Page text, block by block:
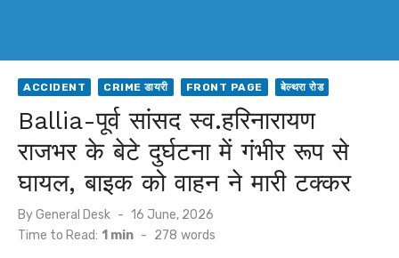
ACCIDENT CRIME डायरी FRONT PAGE बेल्थरा रोड
Ballia-पूर्व सांसद स्व.हरिनारायण
राजभर के बेटे दुर्घटना में गंभीर रूप से
घायल, बाइक को वाहन ने मारी टक्कर
ByGeneral Desk
Posted
on
16 June, 2026
Time to Read: 1 min - 278 words